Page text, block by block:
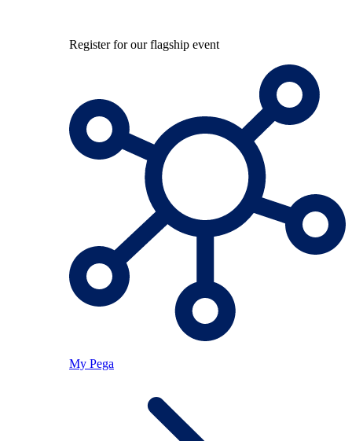
Register for our flagship event
My Pega